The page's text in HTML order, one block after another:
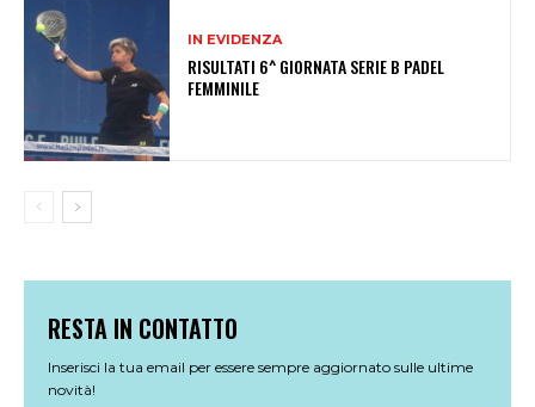
IN EVIDENZA
RISULTATI 6^ GIORNATA SERIE B PADEL
FEMMINILE
RESTA IN CONTATTO
Inserisci la tua email per essere sempre aggiornato sulle ultime
novità!